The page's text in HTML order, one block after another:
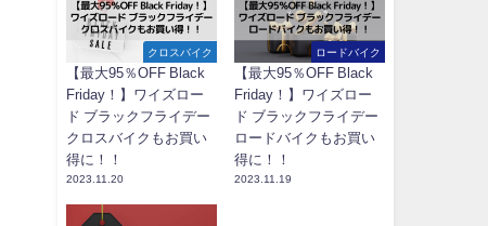
クロスバイク
【最大95％OFF Black
Friday！】ワイズロー
ド ブラックフライデー
クロスバイクもお買い
得に！！
2023.11.20
ロードバイク
【最大95％OFF Black
Friday！】ワイズロー
ド ブラックフライデー
ロードバイクもお買い
得に！！
2023.11.19